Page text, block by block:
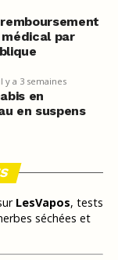
par
il y a 3 semaines
en
en suspens
LesVapos, tests
séchées et